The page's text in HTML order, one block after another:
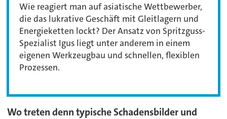
Wie reagiert man auf asiatische Wettbewerber,
die das lukrative Geschäft mit Gleitlagern und
Energieketten lockt? Der Ansatz von Spritzguss-
Spezialist Igus liegt unter anderem in einem
eigenen Werkzeugbau und schnellen, flexiblen
Prozessen.
Wo treten denn typische Schadensbilder und